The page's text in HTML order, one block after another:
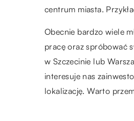
centrum miasta.
Obecnie bardzo wiele
pracę oraz spróbować
w Szczecinie lub
interesuje nas
lokalizację. Warto